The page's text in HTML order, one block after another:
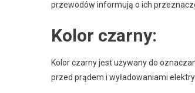
przewodów informują o ich
Kolor czarny:
Kolor czarny jest używany do
przed prądem i wyładowaniami